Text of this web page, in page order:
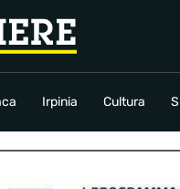
Irpinia Cultura
Sport Rubriche